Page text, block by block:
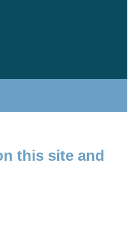
this site and